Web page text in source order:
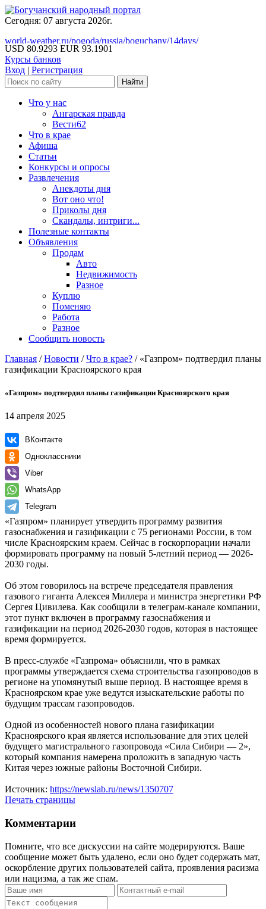
Сегодня: 07 августа 2026г.
world-weather.ru/pogoda/russia/boguchany/14days/
USD 80.9293 EUR 93.1901
Курсы банков
Вход | Регистрация
Что у нас
Ангарская правда
Вести62
Что в крае
Афиша
Статьи
Конкурсы и опросы
Развлечения
Анекдоты дня
Вот оно что!
Приколы дня
Скандалы, интриги...
Полезные контакты
Объявления
Продам
Авто
Недвижимость
Разное
Куплю
Поменяю
Работа
Разное
Сообщить новость
Главная /Новости /Что в крае? / «Газпром» подтвердил планы
газификации Красноярского края
«Газпром» подтвердил планы газификации Красноярского края
14 апреля 2025
ВКонтакте
Одноклассники
Viber
WhatsApp
Telegram
«Газпром» планирует утвердить программу развития
газоснабжения и газификации с 75 регионами России, в том
числе Красноярским краем. Сейчас в госкорпорации начали
формировать программу на новый 5-летний период — 2026-
2030 годы.
Об этом говорилось на встрече председателя правления
газового гиганта Алексея Миллера и министра энергетики РФ
Сергея Цивилева. Как сообщили в телеграм-канале компании,
этот пункт включен в программу газоснабжения и
газификации на период 2026-2030 годов, которая в настоящее
время формируется.
В пресс-службе «Газпрома» объяснили, что в рамках
программы утверждается схема строительства газопроводов в
регионе на упомянутый выше период. В настоящее время в
Красноярском крае уже ведутся изыскательские работы по
будущим трассам газопроводов.
Одной из особенностей нового плана газификации
Красноярского края является использование для этих целей
будущего магистрального газопровода «Сила Сибири — 2»,
который компания намерена проложить в западную часть
Китая через южные районы Восточной Сибири.
Источник: https://newslab.ru/news/1350707
Печать страницы
Комментарии
Помните, что все дискуссии на сайте модерируются. Ваше
сообщение может быть удалено, если оно будет содержать мат,
оскорбление других пользователей сайта, проявления расизма
или нацизма, а так же спам.